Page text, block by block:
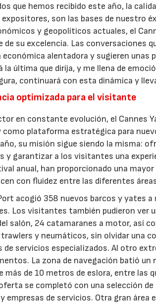
que hemos recibido este año, la
son las bases de nuestro
y geopolíticos actuales, el
de su excelencia. Las conversaciones
alentadora y sugieren unas
la última que dirija, y me llena de
continuará con esta dinámica y
optimizada para el visitante
en constante evolución, el Cannes
como plataforma estratégica para
su misión sigue siendo la misma:
y garantizar a los visitantes una
anual, han proporcionado una
con fluidez entre las diferentes
acogió 358 nuevos barcos y yates
Los visitantes también pudieron ver
salón, 24 catamaranes a motor, así
y neumáticos, sin olvidar una
de servicios especializados. Al otro
La zona de navegación batió un
más de 10 metros de eslora, entre las
se completó con una selección
empresas de servicios. Otra gran área